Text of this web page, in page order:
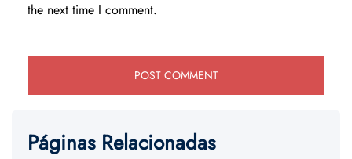
the next time I comment.
Páginas Relacionadas